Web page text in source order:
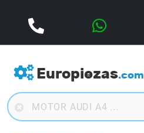
Europiezas.com